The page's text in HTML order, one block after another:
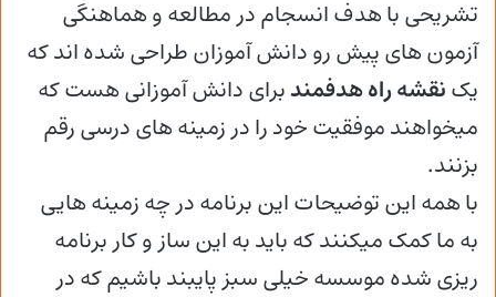
تشریحی با هدف انسجام در مطالعه و هماهنگی
آزمون های پیش رو دانش آموزان طراحی شده اند که
یکنقشه راه هدفمندبرای دانش آموزانی هست که
میخواهند موفقیت خود را در زمینه های درسی رقم
بزنند.
با همه این توضیحات این برنامه در چه زمینه هایی
به ما کمک میکنند که باید به این ساز و کار برنامه
ریزی شده موسسه خیلی سبز پایبند باشیم که در